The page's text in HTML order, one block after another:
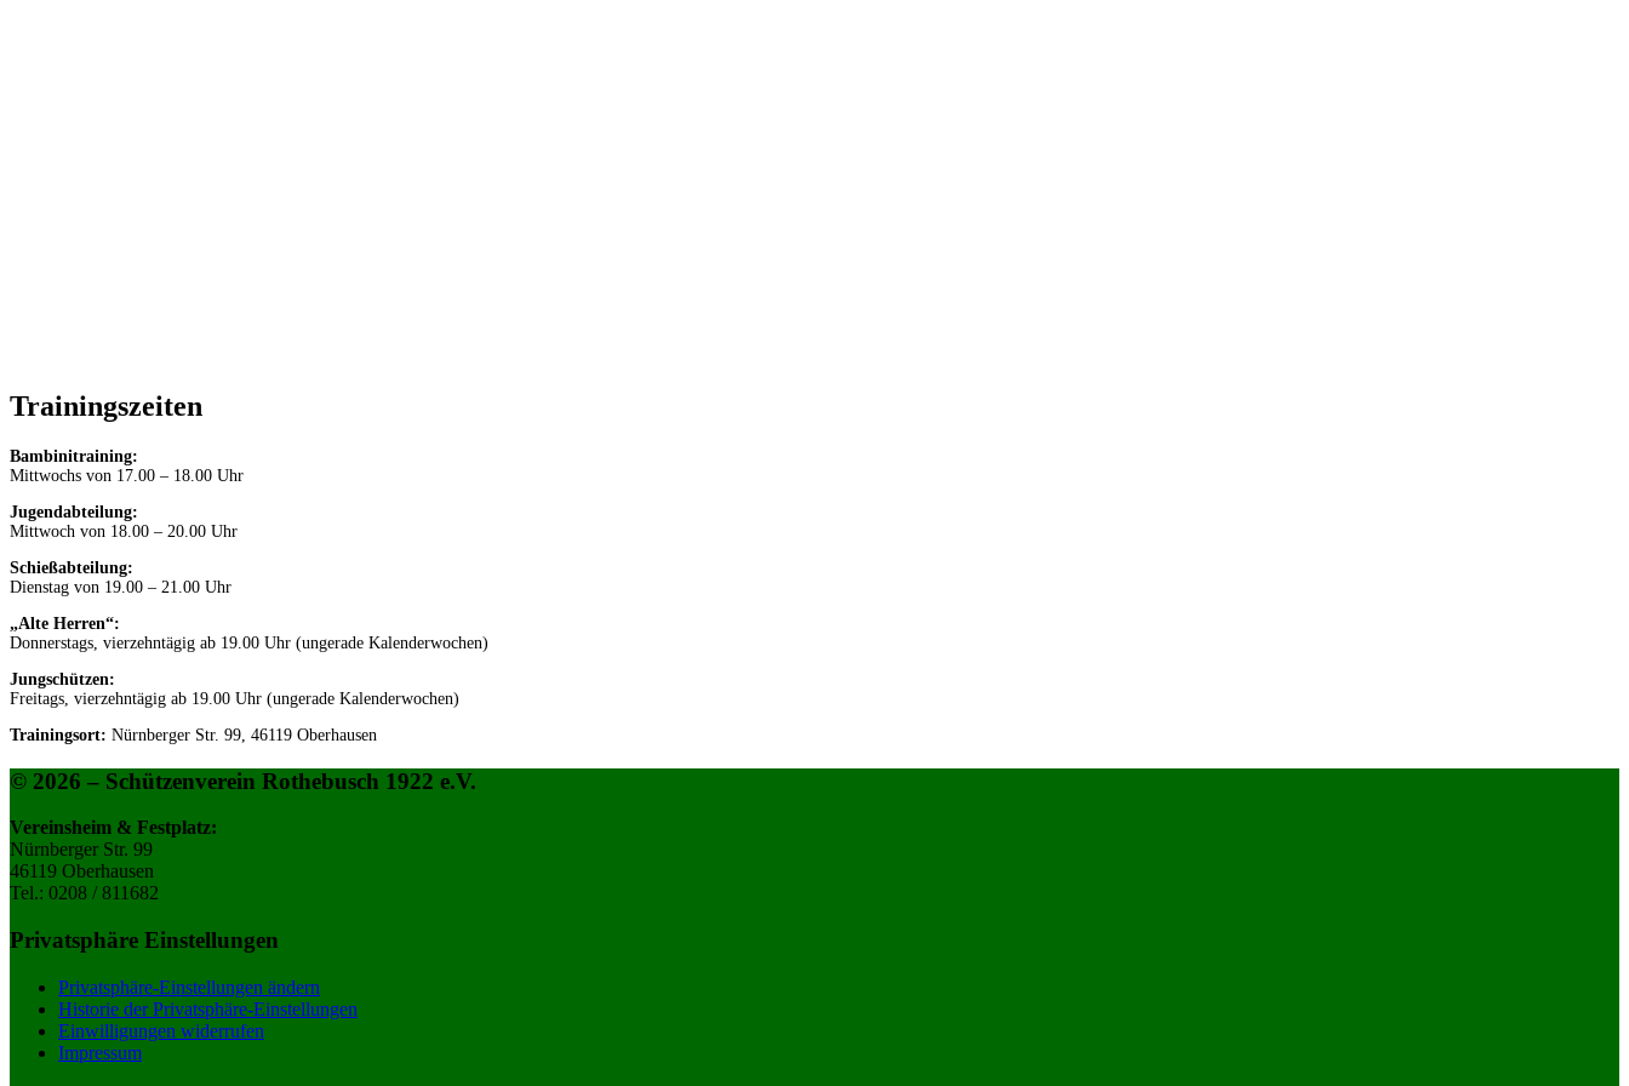
Trainingszeiten
Bambinitraining:
Mittwochs von 17.00 – 18.00 Uhr
Jugendabteilung:
Mittwoch von 18.00 – 20.00 Uhr
Schießabteilung:
Dienstag von 19.00 – 21.00 Uhr
„Alte Herren“:
Donnerstags, vierzehntägig ab 19.00 Uhr (ungerade Kalenderwochen)
Jungschützen:
Freitags, vierzehntägig ab 19.00 Uhr (ungerade Kalenderwochen)
Trainingsort: Nürnberger Str. 99, 46119 Oberhausen
© 2026 – Schützenverein Rothebusch 1922 e.V.
Vereinsheim & Festplatz:
Nürnberger Str. 99
46119 Oberhausen
Tel.: 0208 / 811682
Privatsphäre Einstellungen
Privatsphäre-Einstellungen ändern
Historie der Privatsphäre-Einstellungen
Einwilligungen widerrufen
Impressum